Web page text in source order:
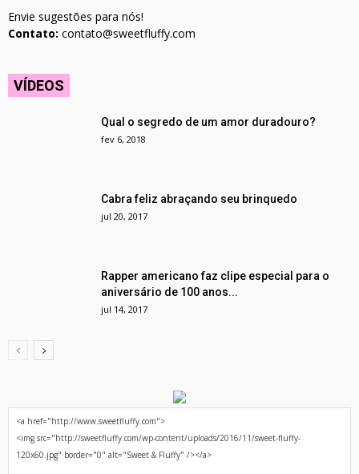
Envie sugestões para nós!
Contato: contato@sweetfluffy.com
VÍDEOS
Qual o segredo de um amor duradouro?
fev 6, 2018
Cabra feliz abraçando seu brinquedo
jul 20, 2017
Rapper americano faz clipe especial para o
aniversário de 100 anos...
jul 14, 2017